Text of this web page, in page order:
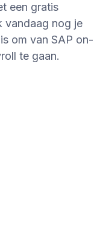
een gratis
vandaag nog je
om van SAP on-
te gaan.